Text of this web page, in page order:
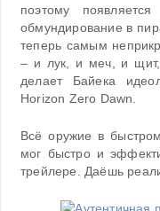
поэтому
обмундирование в
теперь самым
– и лук, и меч, и
делает Байека
Horizon Zero Dawn.
Всё оружие в
мог быстро и
трейлере. Даёшь